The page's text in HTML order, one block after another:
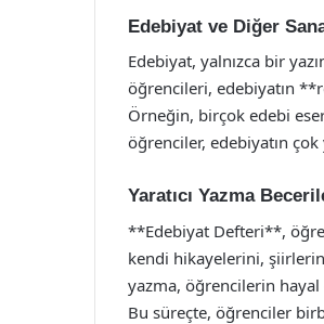
Edebiyat ve Diğer
Edebiyat, yalnızca bir
öğrencileri, edebiyatın
Örneğin, birçok edebi
öğrenciler, edebiyatın
Yaratıcı Yazma
**Edebiyat Defteri**,
kendi hikayelerini,
yazma, öğrencilerin
Bu süreçte, öğrenciler